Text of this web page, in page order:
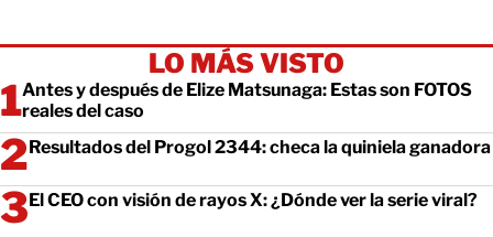
LO MÁS VISTO
Antes y después de Elize Matsunaga: Estas son FOTOS
reales del caso
Resultados del Progol 2344: checa la quiniela ganadora
El CEO con visión de rayos X: ¿Dónde ver la serie viral?